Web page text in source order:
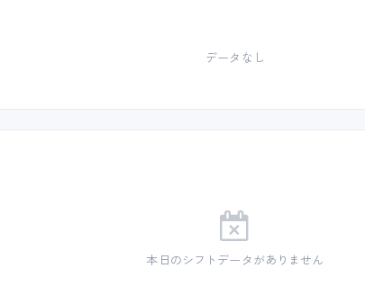
データなし
本日のシフトデータがありません